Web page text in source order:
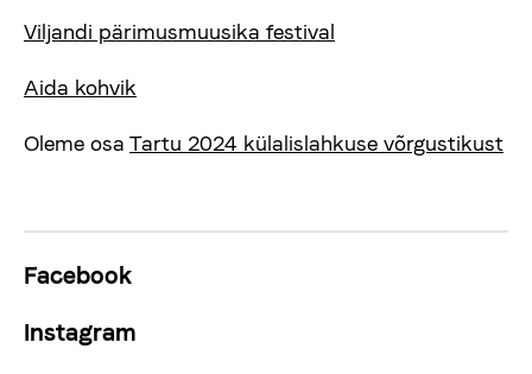
Viljandi pärimusmuusika festival
Aida kohvik
Oleme osa Tartu 2024 külalislahkuse võrgustikust
Facebook
Instagram